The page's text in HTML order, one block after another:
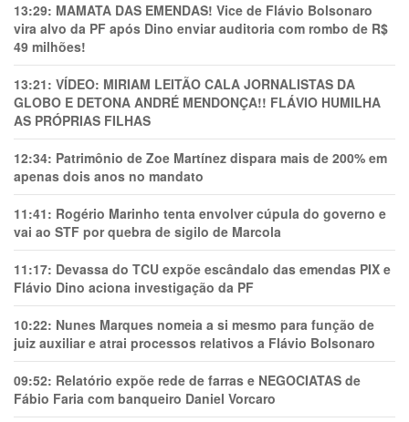
13:29: MAMATA DAS EMENDAS! Vice de Flávio Bolsonaro
vira alvo da PF após Dino enviar auditoria com rombo de R$
49 milhões!
13:21: VÍDEO: MIRIAM LEITÃO CALA JORNALISTAS DA
GLOBO E DETONA ANDRÉ MENDONÇA!! FLÁVIO HUMILHA
AS PRÓPRIAS FILHAS
12:34: Patrimônio de Zoe Martínez dispara mais de 200% em
apenas dois anos no mandato
11:41: Rogério Marinho tenta envolver cúpula do governo e
vai ao STF por quebra de sigilo de Marcola
11:17: Devassa do TCU expõe escândalo das emendas PIX e
Flávio Dino aciona investigação da PF
10:22: Nunes Marques nomeia a si mesmo para função de
juiz auxiliar e atrai processos relativos a Flávio Bolsonaro
09:52: Relatório expõe rede de farras e NEGOCIATAS de
Fábio Faria com banqueiro Daniel Vorcaro